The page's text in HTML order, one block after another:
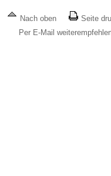
Nach oben
Seite
Per E-Mail